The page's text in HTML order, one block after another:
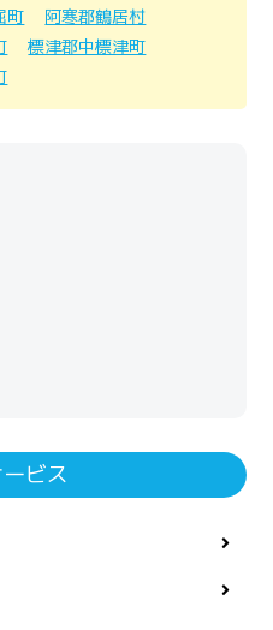
町
阿寒郡鶴居村
標津郡中標津町
ビス